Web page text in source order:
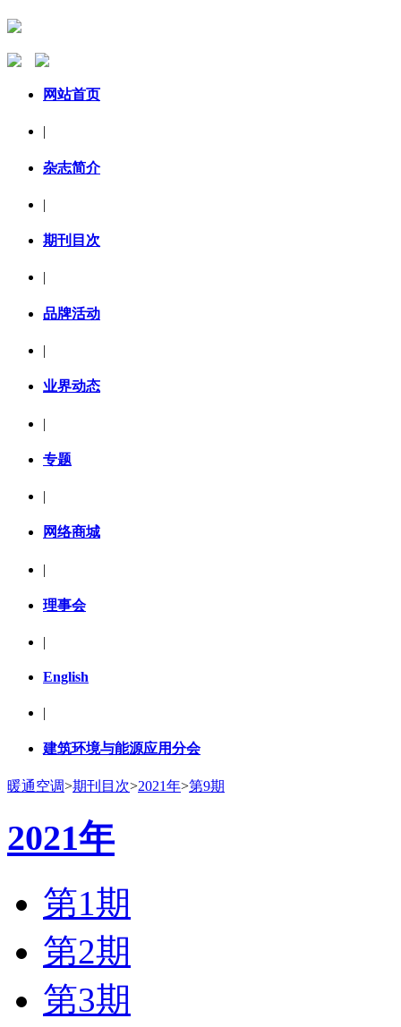
网站首页
|
杂志简介
|
期刊目次
品牌活动
|
业界动态
|
专题
|
网络商城
|
理事会
|
English
|
建筑环境与能源应用分会
暖通空调>期刊目次>2021年>第9期
2021年
第1期
第2期
第3期